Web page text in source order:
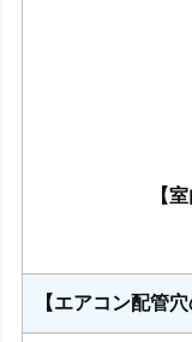
【
【エアコン配管穴